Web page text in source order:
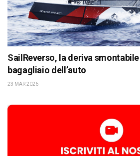
SailReverso, la deriva
bagagliaio dell’auto
23 MAR 2026